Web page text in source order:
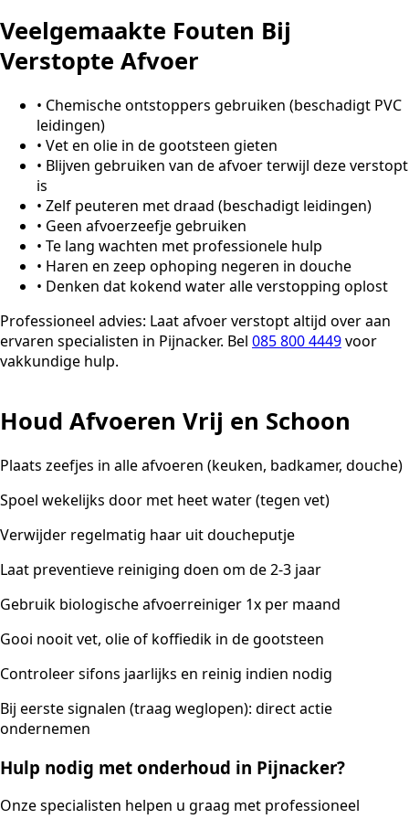
Veelgemaakte Fouten Bij
Verstopte Afvoer
• Chemische ontstoppers gebruiken (beschadigt PVC
leidingen)
• Vet en olie in de gootsteen gieten
• Blijven gebruiken van de afvoer terwijl deze verstopt
is
• Zelf peuteren met draad (beschadigt leidingen)
• Geen afvoerzeefje gebruiken
• Te lang wachten met professionele hulp
• Haren en zeep ophoping negeren in douche
• Denken dat kokend water alle verstopping oplost
Professioneel advies: Laat afvoer verstopt altijd over aan
ervaren specialisten in Pijnacker. Bel 085 800 4449voor
vakkundige hulp.
Houd Afvoeren Vrij en Schoon
Plaats zeefjes in alle afvoeren (keuken, badkamer, douche)
Spoel wekelijks door met heet water (tegen vet)
Verwijder regelmatig haar uit doucheputje
Laat preventieve reiniging doen om de 2-3 jaar
Gebruik biologische afvoerreiniger 1x per maand
Gooi nooit vet, olie of koffiedik in de gootsteen
Controleer sifons jaarlijks en reinig indien nodig
Bij eerste signalen (traag weglopen): direct actie
ondernemen
Hulp nodig met onderhoud in Pijnacker?
Onze specialisten helpen u graag met professioneel